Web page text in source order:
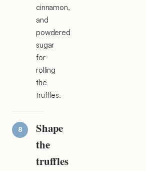
cinnamon,
and
powdered
sugar
for
rolling
the
truffles.
Shape
the
truffles